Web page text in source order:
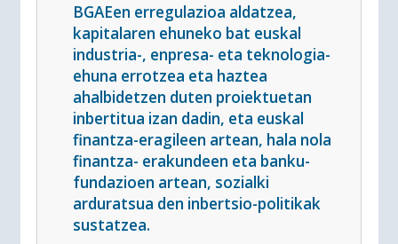
BGAEen erregulazioa aldatzea,
kapitalaren ehuneko bat euskal
industria-, enpresa- eta teknologia-
ehuna errotzea eta haztea
ahalbidetzen duten proiektuetan
inbertitua izan dadin, eta euskal
finantza-eragileen artean, hala nola
finantza- erakundeen eta banku-
fundazioen artean, sozialki
arduratsua den inbertsio-politikak
sustatzea.